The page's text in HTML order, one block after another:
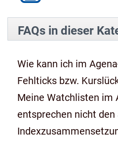
FAQs in dieser
Wie kann ich im
Fehlticks bzw.
Meine Watchlisten im
entsprechen nicht